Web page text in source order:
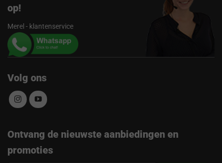
op!
Merel - klantenservice
Volg ons
Ontvang de nieuwste aanbiedingen en
promoties